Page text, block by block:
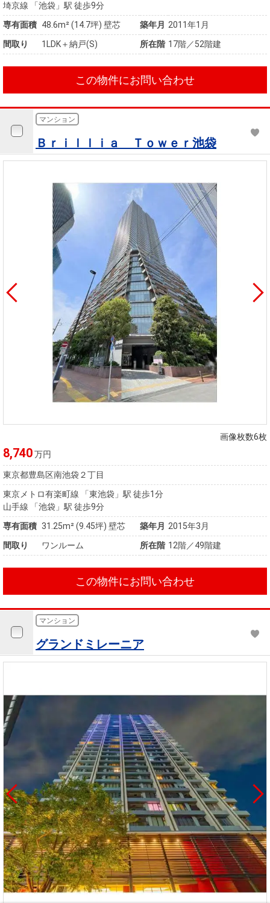
埼京線 「池袋」駅 徒歩9分
専有面積 48.6m²(14.7坪) 壁芯 築年月 2011年1月
間取り
1LDK＋納戸(S) 所在階 17階／52階建
この物件にお問い合わせ
マンション
Ｂｒｉｌｌｉａ Ｔｏｗｅｒ池袋
画像枚数6枚
8,740万円
東京都豊島区南池袋２丁目
東京メトロ有楽町線 「東池袋」駅 徒歩1分
山手線 「池袋」駅 徒歩9分
専有面積 31.25m²(9.45坪) 壁芯 築年月 2015年3月
間取り
ワンルーム 所在階 12階／49階建
この物件にお問い合わせ
マンション
グランドミレーニア